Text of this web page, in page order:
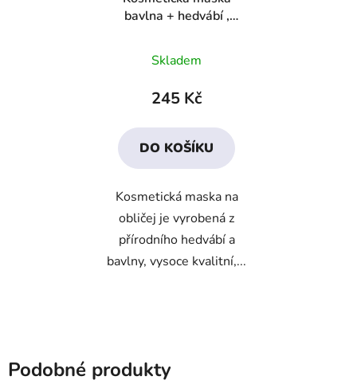
bavlna + hedvábí ,
hodnocení
produktu
3,5
z
hvězdiček.
Skladem
245 Kč
DO KOŠÍKU
Kosmetická maska na
obličej je vyrobená z
přírodního hedvábí a
bavlny, vysoce kvalitní,...
Podobné produkty